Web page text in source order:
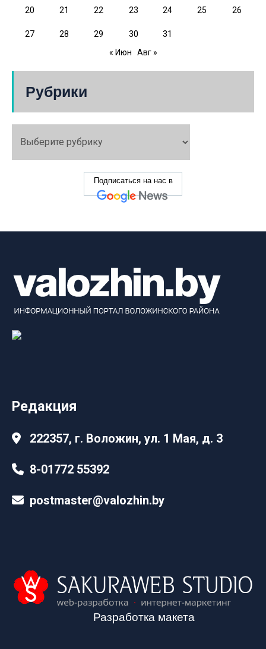
20 21 22 23 24 25 26
27 28 29 30
31
« Июн
Авг »
Рубрики
Подписаться на нас в
Редакция
222357, г. Воложин, ул. 1 Мая, д. 3
8-01772 55392
postmaster@valozhin.by
Разработка макета